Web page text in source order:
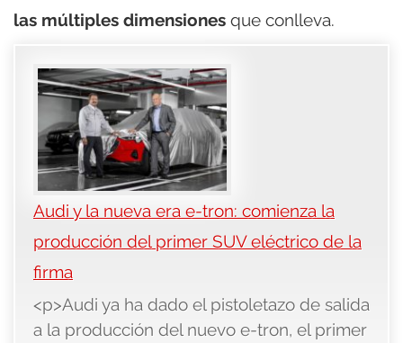
las múltiples dimensiones que conlleva.
Audi y la nueva era e-tron: comienza la
producción del primer SUV eléctrico de la
firma
<p>Audi ya ha dado el pistoletazo de salida
a la producción del nuevo e-tron, el primer